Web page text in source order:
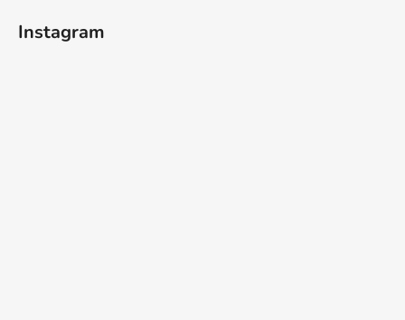
Instagram